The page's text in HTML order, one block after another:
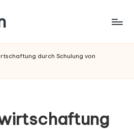
durch Schulung von